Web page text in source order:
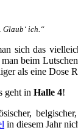
ich.“
sich das
beim
als eine Dose
geht in Halle 4!
in diesem Jahr